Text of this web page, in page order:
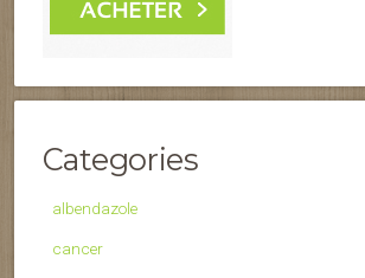
Categories
albendazole
cancer